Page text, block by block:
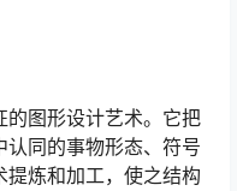
的图形设计艺术。它把
同的事物形态、符号
提炼和加工，使之结构